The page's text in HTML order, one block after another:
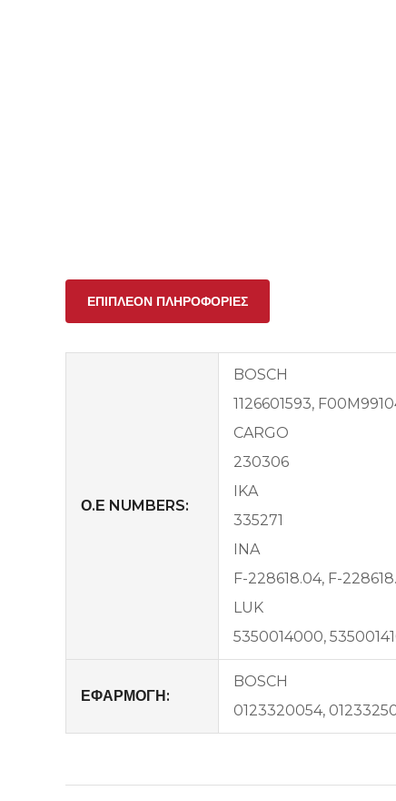
ΕΠΙΠΛΈΟΝ ΠΛΗΡΟΦΟΡΊΕΣ
Ο.Ε NUMBERS:
BOSCH
1126601593,
CARGO
230306
IKA
335271
INA
F-228618.04, F-
LUK
5350014000,
ΕΦΑΡΜΟΓΗ:
BOSCH
0123320054,